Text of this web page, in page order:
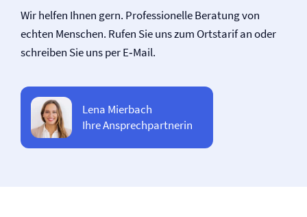
Wir helfen Ihnen gern. Professionelle Beratung von
echten Menschen. Rufen Sie uns zum Ortstarif an oder
schreiben Sie uns per E‑Mail.
Lena Mierbach
Ihre Ansprechpartnerin